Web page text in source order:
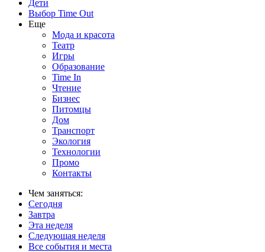
Дети
Выбор Time Out
Еще
Мода и красота
Театр
Игры
Образование
Time In
Чтение
Бизнес
Питомцы
Дом
Транспорт
Экология
Технологии
Промо
Контакты
Чем заняться:
Сегодня
Завтра
Эта неделя
Следующая неделя
Все события и места